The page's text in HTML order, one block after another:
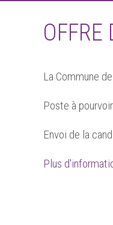
OFFRE
La Commune
Poste à
Envoi de la
Plus